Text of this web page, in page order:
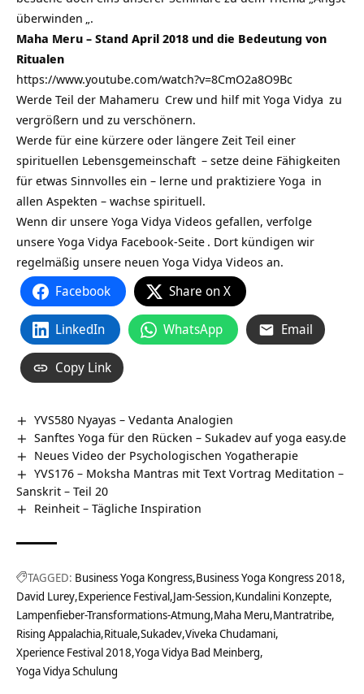
überwinden „.
Maha Meru – Stand April 2018 und die Bedeutung von
Ritualen
https://www.youtube.com/watch?v=8CmO2a8O9Bc
Werde Teil der Mahameru Crew und hilf mit Yoga Vidya zu
vergrößern und zu verschönern.
Werde für eine kürzere oder längere Zeit Teil einer
spirituellen Lebensgemeinschaft – setze deine Fähigkeiten
für etwas Sinnvolles ein – lerne und praktiziere Yoga in
allen Aspekten – wachse spirituell.
Wenn dir unsere Yoga Vidya Videos gefallen, verfolge
unsere Yoga Vidya Facebook-Seite . Dort kündigen wir
regelmäßig unsere neuen Yoga Vidya Videos an.
Facebook Share on X
LinkedIn WhatsApp Email
Copy Link
YVS580 Nyayas – Vedanta Analogien
Sanftes Yoga für den Rücken – Sukadev auf yoga easy.de
Neues Video der Psychologischen Yogatherapie
YVS176 – Moksha Mantras mit Text Vortrag Meditation –
Sanskrit – Teil 20
Reinheit – Tägliche Inspiration
TAGGED: Business Yoga Kongress Business Yoga Kongress 2018
David Lurey Experience Festival Jam-Session Kundalini Konzepte
Lampenfieber-Transformations-Atmung Maha Meru Mantratribe
Rising Appalachia Rituale Sukadev Viveka Chudamani
Xperience Festival 2018 Yoga Vidya Bad Meinberg
Yoga Vidya Schulung